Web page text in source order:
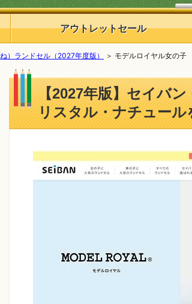
アウトレットセール
）ランドセル（2027年度版） ＞ モデルロイヤル女の子
【2027年版】セイバ
リスタル・ナチュール